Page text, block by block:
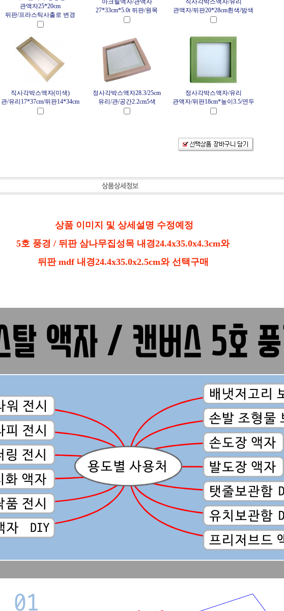
관액자25*20cm
뒤판/프라스틱사출로 변경
아크릴액자/관액자
27*33cm*5.0t 뒤판/원목
직사각박스액자/유리
관액자/뒤판20*28cm흰색/밤색
직사각박스액자(미색)
관/유리17*37cm/뒤판14*34cm
정사각박스액자28.3/25cm
유리/관/공간2.2cm5색
정사각박스액자/유리
관액자/뒤판18cm*높이3.5/연두
상품 이미지 및 상세설명 수정예정
5호 풍경 / 뒤판 삼나무집성목 내경24.4x35.0x4.3cm와
뒤판 mdf 내경24.4x35.0x2.5cm와 선택구매